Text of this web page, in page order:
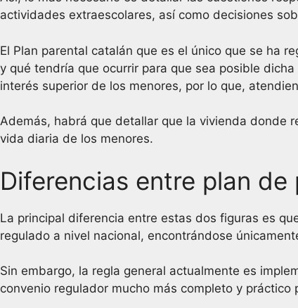
actividades extraescolares, así como decisiones
El Plan parental catalán que es el único que se ha
y qué tendría que ocurrir para que sea posible
interés superior de los menores, por lo que,
Además, habrá que detallar que la vivienda donde
vida diaria de los menores.
Diferencias entre plan
La principal diferencia entre estas dos figuras es
regulado a nivel nacional, encontrándose
Sin embargo, la regla general actualmente es
convenio regulador mucho más completo y